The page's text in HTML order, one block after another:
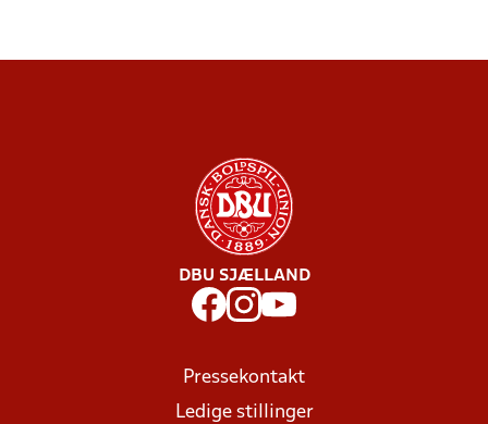
DBU SJÆLLAND
Pressekontakt
Ledige stillinger